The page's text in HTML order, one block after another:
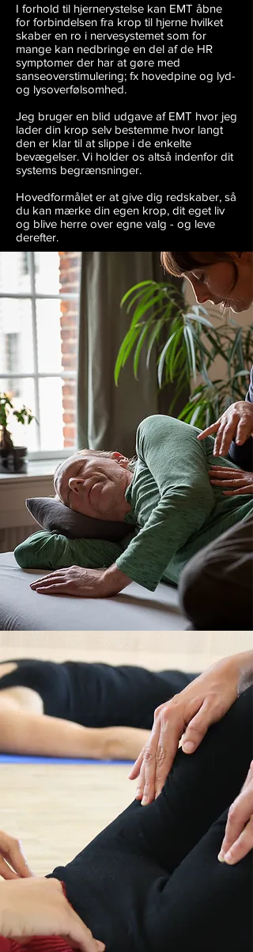
I forhold til hjernerystelse kan EMT åbne
for forbindelsen fra krop til hjerne hvilket
skaber en ro i nervesystemet som for
mange kan nedbringe en del af de HR
symptomer der har at gøre med
sanseoverstimulering; fx hovedpine og lyd-
og lysoverfølsomhed.
Jeg bruger en blid udgave af EMT hvor jeg
lader din krop selv bestemme hvor langt
den er klar til at slippe i de enkelte
bevægelser. Vi holder os altså indenfor dit
systems begrænsninger.
Hovedformålet er at give dig redskaber, så
du kan mærke din egen krop, dit eget liv
og blive herre over egne valg - og leve
derefter.